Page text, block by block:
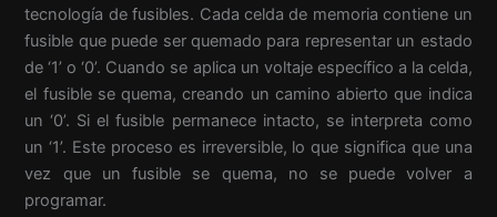
tecnología de fusibles. Cada celda de memoria contiene un
fusible que puede ser quemado para representar un estado
de ‘1’ o ‘0’. Cuando se aplica un voltaje específico a la celda,
el fusible se quema, creando un camino abierto que indica
un ‘0’. Si el fusible permanece intacto, se interpreta como
un ‘1’. Este proceso es irreversible, lo que significa que una
vez que un fusible se quema, no se puede volver a
programar.